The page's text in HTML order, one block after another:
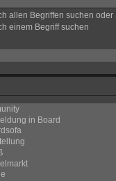
allen Begriffen suchen
einem Begriff suchen